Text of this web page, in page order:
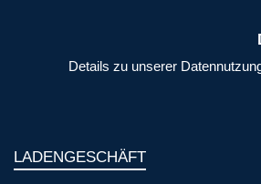
Details zu unserer
LADENGESCHÄFT